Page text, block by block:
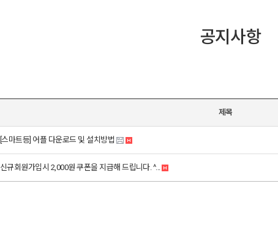
공지사항
제목
[스마트등] 어플 다운로드 및 설치방법
신규회원가입시 2,000원 쿠폰을 지급해 드립니다. ^...